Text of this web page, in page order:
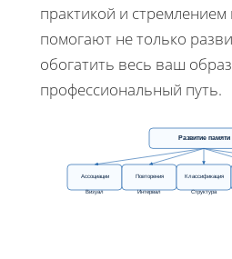
практикой и
помогают не только
обогатить весь ваш
профессиональный путь.
Развитие памяти
Ассоциации Повторения Классификация
Визуал Интервал Структура